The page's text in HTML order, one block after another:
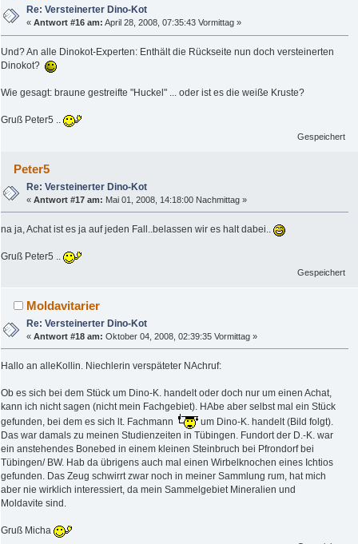
Re: Versteinerter Dino-Kot
«Antwort #16 am: April 28, 2008, 07:35:43 Vormittag »
Und? An alle Dinokot-Experten: Enthält die Rückseite nun doch versteinerten
Dinokot?
Wie gesagt: braune gestreifte "Huckel" ... oder ist es die weiße Kruste?
Gruß Peter5 ..
Gespeichert
Peter5
Re: Versteinerter Dino-Kot
«Antwort #17 am: Mai 01, 2008, 14:18:00 Nachmittag »
na ja, Achat ist es ja auf jeden Fall..belassen wir es halt dabei..
Gruß Peter5 ..
Gespeichert
Moldavitarier
Re: Versteinerter Dino-Kot
«Antwort #18 am: Oktober 04, 2008, 02:39:35 Vormittag »
Hallo an alleKollin. Niechlerin verspäteter NAchruf:
Ob es sich bei dem Stück um Dino-K. handelt oder doch nur um einen Achat,
kann ich nicht sagen (nicht mein Fachgebiet). HAbe aber selbst mal ein Stück
gefunden, bei dem es sich lt. Fachmann
um Dino-K. handelt (Bild folgt).
Das war damals zu meinen Studienzeiten in Tübingen. Fundort der D.-K. war
ein anstehendes Bonebed in einem kleinen Steinbruch bei Pfrondorf bei
Tübingen/ BW. Hab da übrigens auch mal einen Wirbelknochen eines Ichtios
gefunden. Das Zeug schwirrt zwar noch in meiner Sammlung rum, hat mich
aber nie wirklich interessiert, da mein Sammelgebiet Mineralien und
Moldavite sind.
Gruß Micha